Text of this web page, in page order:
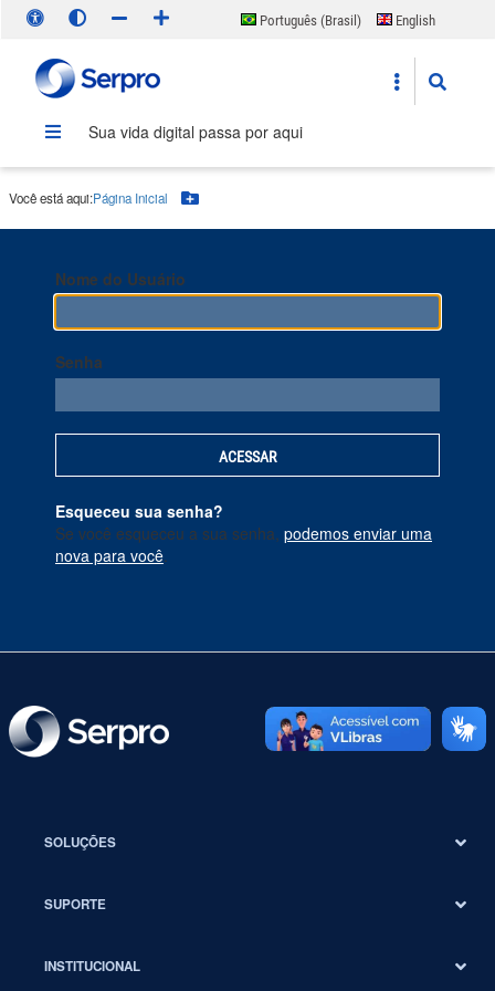
Português (Brasil)
English
Sua vida digital passa por aqui
Você está aqui:Página Inicial Botão Menu
Nome do Usuário
Senha
Esqueceu sua senha?
Se você esqueceu a sua senha, podemos enviar uma
nova para você
SOLUÇÕES
SUPORTE
INSTITUCIONAL